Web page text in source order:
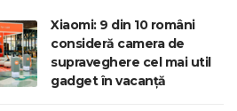
Xiaomi: 9 din 10 români
consideră camera de
supraveghere cel mai util
gadget în vacanță